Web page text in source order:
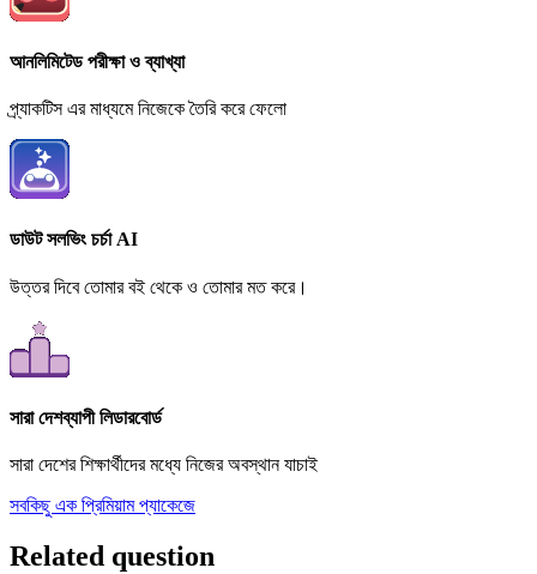
আনলিমিটেড পরীক্ষা ও ব্যাখ্যা
প্র্যাকটিস এর মাধ্যমে নিজেকে তৈরি করে ফেলো
ডাউট সলভিং চর্চা AI
উত্তর দিবে তোমার বই থেকে ও তোমার মত করে।
সারা দেশব্যাপী লিডারবোর্ড
সারা দেশের শিক্ষার্থীদের মধ্যে নিজের অবস্থান যাচাই
সবকিছু এক প্রিমিয়াম প্যাকেজে
Related question